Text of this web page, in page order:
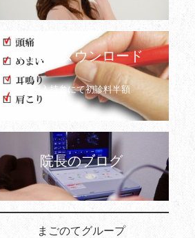
問診表ダウンロード
記入持参にて初診料半額
院長のブログ
まごのてグループ